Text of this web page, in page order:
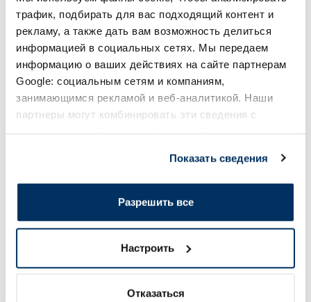
трафик, подбирать для вас подходящий контент и
рекламу, а также дать вам возможность делиться
информацией в социальных сетях. Мы передаем
информацию о ваших действиях на сайте партнерам
Google: социальным сетям и компаниям,
занимающимся рекламой и веб-аналитикой. Наши
партнеры могут комбинировать эти сведения с
Показать сведения
Разрешить все
Настроить
Отказаться
Лучшая цена за 30 дней: 3.30 € (-18%)
Регулярная цена: 6.39 €
Регулярная цена: 33.99 €
Page 1 of 10
Высоко оценённые в категории
-55% -50%